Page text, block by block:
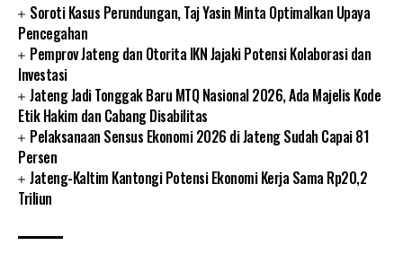
Soroti Kasus Perundungan, Taj Yasin Minta Optimalkan Upaya
Pencegahan
Pemprov Jateng dan Otorita IKN Jajaki Potensi Kolaborasi dan
Investasi
Jateng Jadi Tonggak Baru MTQ Nasional 2026, Ada Majelis Kode
Etik Hakim dan Cabang Disabilitas
Pelaksanaan Sensus Ekonomi 2026 di Jateng Sudah Capai 81
Persen
Jateng-Kaltim Kantongi Potensi Ekonomi Kerja Sama Rp20,2
Triliun